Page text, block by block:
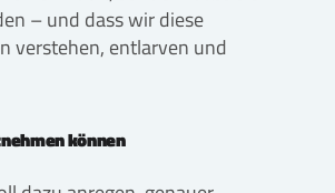
– und dass wir diese
verstehen, entlarven und
können